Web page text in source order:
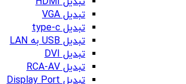
تبدیل VGA
تبدیل type-c
تبدیل USB به LAN
تبدیل DVI
تبدیل RCA-AV
تبدیل Display Port